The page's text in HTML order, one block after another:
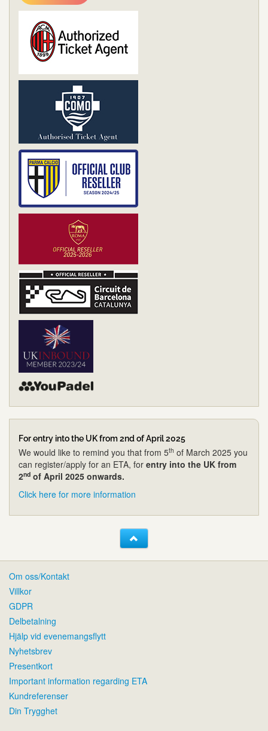
For entry into the UK from 2nd of April 2025
We would like to remind you that from 5th of March 2025 you
can register/apply for an ETA, for entry into the UK from
2nd of April 2025 onwards.
Click here for more information
Om oss/Kontakt
Villkor
GDPR
Delbetalning
Hjälp vid evenemangsflytt
Nyhetsbrev
Presentkort
Important information regarding ETA
Kundreferenser
Din Trygghet